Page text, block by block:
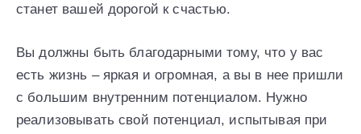
станет вашей дорогой к счастью.
Вы должны быть благодарными тому, что у вас
есть жизнь – яркая и огромная, а вы в нее пришли
с большим внутренним потенциалом. Нужно
реализовывать свой потенциал, испытывая при